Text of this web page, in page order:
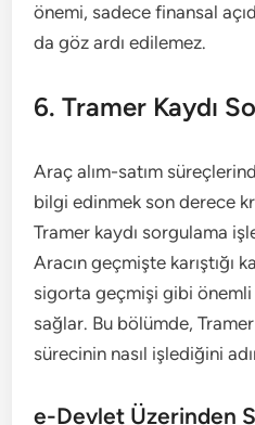
önemi, sadece finansal
da göz ardı edilemez.
6. Tramer Kaydı
Araç alım-satım
bilgi edinmek son derece
Tramer kaydı sorgulama
Aracın geçmişte karıştığı
sigorta geçmişi gibi önemli
sağlar. Bu bölümde,
sürecinin nasıl işlediğini
e-Devlet Üzerinden